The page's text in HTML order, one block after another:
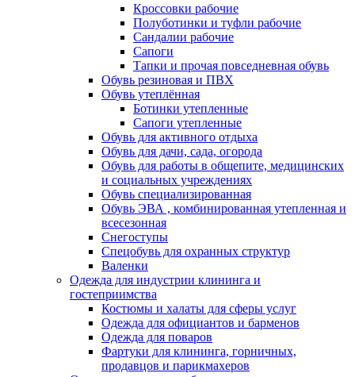
Кроссовки рабочие
Полуботинки и туфли рабочие
Сандалии рабочие
Сапоги
Тапки и прочая повседневная обувь
Обувь резиновая и ПВХ
Обувь утеплённая
Ботинки утепленные
Сапоги утепленные
Обувь для активного отдыха
Обувь для дачи, сада, огорода
Обувь для работы в общепите, медицинских
и социальных учреждениях
Обувь специализированная
Обувь ЭВА , комбинированная утепленная и
всесезонная
Снегоступы
Спецобувь для охранных структур
Валенки
Одежда для индустрии клининга и
гостеприимства
Костюмы и халаты для сферы услуг
Одежда для официантов и барменов
Одежда для поваров
Фартуки для клининга, горничных,
продавцов и парикмахеров